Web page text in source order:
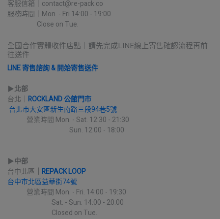
客服信箱｜contact@re-pack.co
服務時間｜Mon. - Fri 14:00 - 19:00
Close on Tue.
全國合作實體收件店點｜請先完成LINE線上寄售確認流程再前
往送件
LINE 寄售諮詢 & 開始寄售送件
▶︎北部
台北｜ ROCKLAND 公館門市
台北市大安區新生南路三段94巷5號
營業時間 Mon. - Sat. 12:30 - 21:30
Sun. 12:00 - 18:00
▶︎中部
台中北區
REPACK LOOP
台中市北區益華街74號
營業時間 Mon. - Fri. 14:00 - 19:30
Sat. - Sun. 14:00 - 20:00
Closed on Tue.